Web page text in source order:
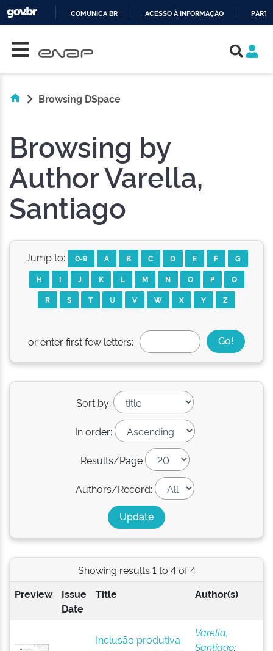
COMUNICA BR ACESSO À INFORMAÇÃO
Browsing DSpace
Browsing by
Author Varella,
Santiago
Jump to: 0-9 A B C D E F
G
H
I J K L M N O P
Q
R
S T U V W X Y Z
or enter first few letters:
Sort by:
In order:
Results/Page
Authors/Record:
Showing results 1 to 4 of 4
Preview
Issue
Date
Title Author(s)
Inclusão produtiva
Varella,
Santiago;